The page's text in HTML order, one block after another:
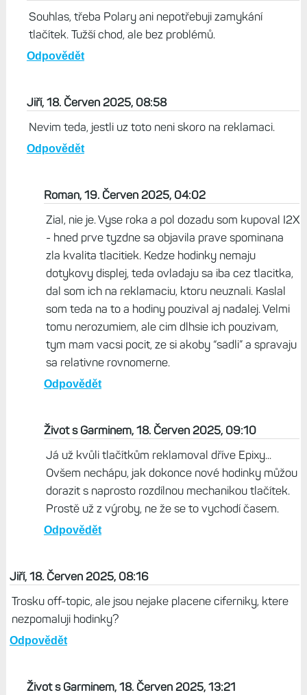
Souhlas, třeba Polary ani nepotřebuji zamykání
tlačítek. Tužší chod, ale bez problémů.
Odpovědět
Jiří, 18. Červen 2025, 08:58
Nevim teda, jestli uz toto neni skoro na reklamaci.
Odpovědět
Roman, 19. Červen 2025, 04:02
Zial, nie je. Vyse roka a pol dozadu som kupoval I2X
- hned prve tyzdne sa objavila prave spominana
zla kvalita tlacitiek. Kedze hodinky nemaju
dotykovy displej, teda ovladaju sa iba cez tlacitka,
dal som ich na reklamaciu, ktoru neuznali. Kaslal
som teda na to a hodiny pouzival aj nadalej. Velmi
tomu nerozumiem, ale cim dlhsie ich pouzivam,
tym mam vacsi pocit, ze si akoby “sadli” a spravaju
sa relativne rovnomerne.
Odpovědět
Život s Garminem, 18. Červen 2025, 09:10
Já už kvůli tlačítkům reklamoval dříve Epixy...
Ovšem nechápu, jak dokonce nové hodinky můžou
dorazit s naprosto rozdílnou mechanikou tlačítek.
Prostě už z výroby, ne že se to vychodí časem.
Odpovědět
Jiří, 18. Červen 2025, 08:16
Trosku off-topic, ale jsou nejake placene ciferniky, ktere
nezpomaluji hodinky?
Odpovědět
Život s Garminem, 18. Červen 2025, 13:21